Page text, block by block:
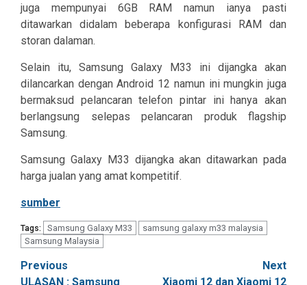
juga mempunyai 6GB RAM namun ianya pasti
ditawarkan didalam beberapa konfigurasi RAM dan
storan dalaman.
Selain itu, Samsung Galaxy M33 ini dijangka akan
dilancarkan dengan Android 12 namun ini mungkin juga
bermaksud pelancaran telefon pintar ini hanya akan
berlangsung selepas pelancaran produk flagship
Samsung.
Samsung Galaxy M33 dijangka akan ditawarkan pada
harga jualan yang amat kompetitif.
sumber
Tags: Samsung Galaxy M33
samsung galaxy m33 malaysia
Samsung Malaysia
Post
Previous
ULASAN : Samsung
Next
Xiaomi 12 dan Xiaomi 12